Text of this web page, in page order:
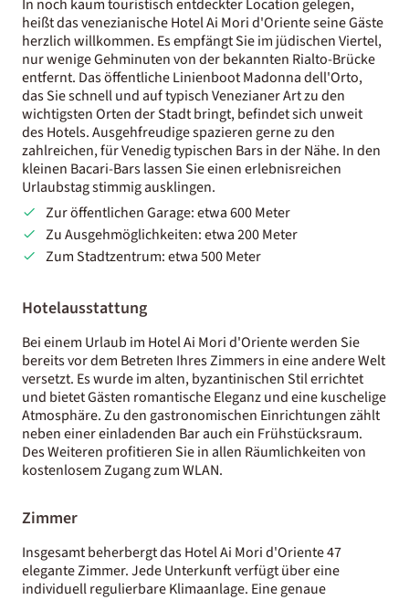
In noch kaum touristisch entdeckter Location gelegen,
heißt das venezianische Hotel Ai Mori d'Oriente seine Gäste
herzlich willkommen. Es empfängt Sie im jüdischen Viertel,
nur wenige Gehminuten von der bekannten Rialto-Brücke
entfernt. Das öffentliche Linienboot Madonna dell'Orto,
das Sie schnell und auf typisch Venezianer Art zu den
wichtigsten Orten der Stadt bringt, befindet sich unweit
des Hotels. Ausgehfreudige spazieren gerne zu den
zahlreichen, für Venedig typischen Bars in der Nähe. In den
kleinen Bacari-Bars lassen Sie einen erlebnisreichen
Urlaubstag stimmig ausklingen.
Zur öffentlichen Garage: etwa 600 Meter
Zu Ausgehmöglichkeiten: etwa 200 Meter
Zum Stadtzentrum: etwa 500 Meter
Hotelausstattung
Bei einem Urlaub im Hotel Ai Mori d'Oriente werden Sie
bereits vor dem Betreten Ihres Zimmers in eine andere Welt
versetzt. Es wurde im alten, byzantinischen Stil errichtet
und bietet Gästen romantische Eleganz und eine kuschelige
Atmosphäre. Zu den gastronomischen Einrichtungen zählt
neben einer einladenden Bar auch ein Frühstücksraum.
Des Weiteren profitieren Sie in allen Räumlichkeiten von
kostenlosem Zugang zum WLAN.
Zimmer
Insgesamt beherbergt das Hotel Ai Mori d'Oriente 47
elegante Zimmer. Jede Unterkunft verfügt über eine
individuell regulierbare Klimaanlage. Eine genaue